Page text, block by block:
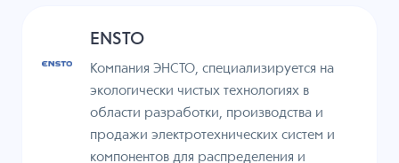
ENSTO
Компания ЭНСТО, специализируется на
экологически чистых технологиях в
области разработки, производства и
продажи электротехнических систем и
компонентов для распределения и